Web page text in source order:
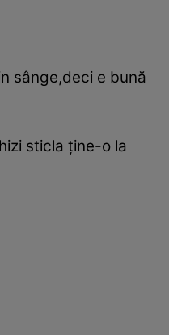
sânge,deci e bună
sticla ţine-o la